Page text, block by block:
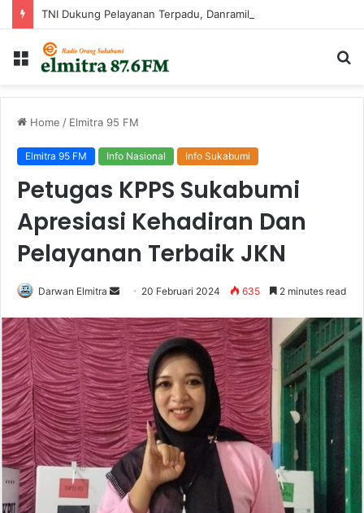
Menu
Home / Elmitra 95 FM
Elmitra 95 FM Info Nasional Info Sukabumi
Petugas KPPS Sukabumi
Apresiasi Kehadiran Dan
Pelayanan Terbaik JKN
Darwan Elmitra
Send
email
20 Februari 2024 635 2 minutes read